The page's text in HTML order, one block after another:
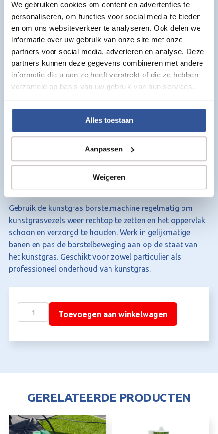
We gebruiken cookies om content en advertenties te
personaliseren, om functies voor social media te bieden
en om ons websiteverkeer te analyseren. Ook delen we
informatie over uw gebruik van onze site met onze
partners voor social media, adverteren en analyse. Deze
partners kunnen deze gegevens combineren met andere
informatie die u aan ze heeft verstrekt of die ze hebben
verzameld op basis van uw gebruik van hun services.
Alles toestaan
Aanpassen
Weigeren
Geschikt voor groot oppervlak kunstgras
Lichtgewicht en gebruiksvriendelijk
Duurzaam en professioneel onderhoud
Productspecificaties:
Product:Kunstgras borstelmachine
Borstelbreedte:
Elektrisch
Onderhoud en opborstelen van
kunstgras
Advies & Gebruik
Gebruik de kunstgras borstelmachine regelmatig om
kunstgrasvezels weer rechtop te zetten en het oppervlak
schoon en verzorgd te houden. Werk in gelijkmatige
banen en pas de borstelbeweging aan op de staat van
het kunstgras. Geschikt voor zowel particulier als
professioneel onderhoud van kunstgras.
Kunstgras
Borstelmachine
60
Toevoegen aan winkelwagen
GERELATEERDE PRODUCTEN